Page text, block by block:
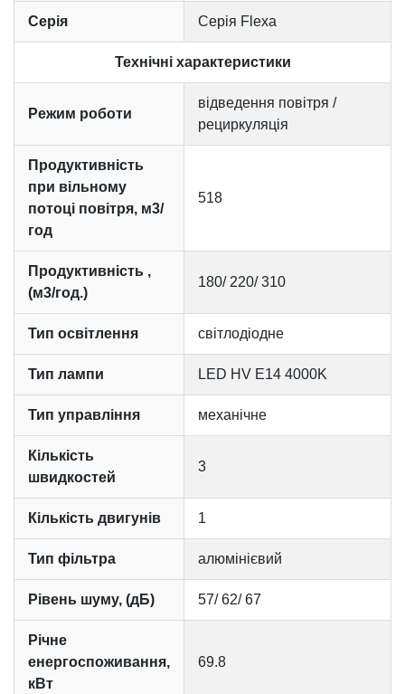
Серія Серія Flexa
Технічні характеристики
Режим роботи
відведення повітря /
рециркуляція
Продуктивність
при вільному
потоці повітря, м3/
год
518
Продуктивність ,
(м3/год.)
180/ 220/ 310
Тип освітлення світлодіодне
Тип лампи LED HV E14 4000K
Тип управління механічне
Кількість
швидкостей
3
Кількість двигунів 1
Тип фільтра алюмінієвий
Рівень шуму, (дБ) 57/ 62/ 67
Річне
енергоспоживання,
кВт
69.8